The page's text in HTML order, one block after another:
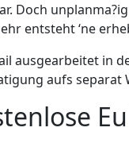
Doch
entsteht ‘ne
ausgearbeitet in
aufs separat